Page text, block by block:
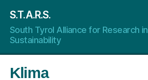
S.T.A.R.S.
South Tyrol Alliance for Research in
Sustainability
Klima